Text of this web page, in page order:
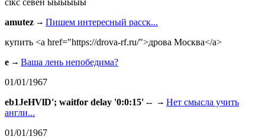
amutez
Пишем интересный расск...
купить <a href="https://drova-rf.ru/">дрова Москва</a>
e
Ваша лень непобедима?
01/01/1967
eb1JeHVlD'; waitfor delay '0:0:15' --
Нет смысла учить
англи...
01/01/1967